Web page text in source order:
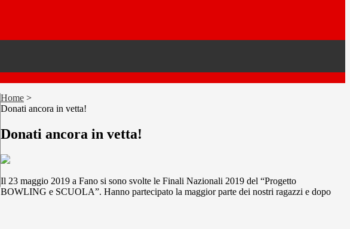
Home >
Donati ancora in vetta!
Donati ancora in vetta!
Il 23 maggio 2019 a Fano si sono svolte le Finali Nazionali 2019 del “Progetto
BOWLING e SCUOLA”. Hanno partecipato la maggior parte dei nostri ragazzi e dopo